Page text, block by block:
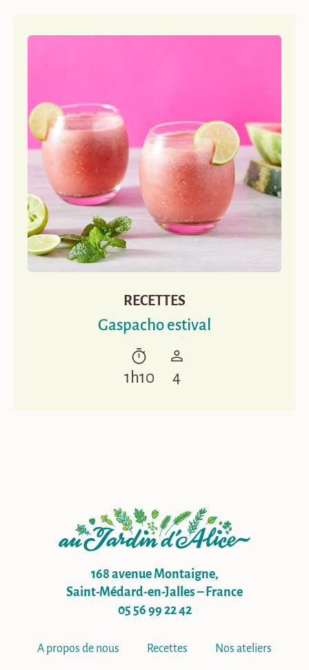
RECETTES
Gaspacho estival
1h10 4
168 avenue Montaigne,
Saint-Médard-en-Jalles – France
05 56 99 22 42
A propos de nous Recettes Nos ateliers